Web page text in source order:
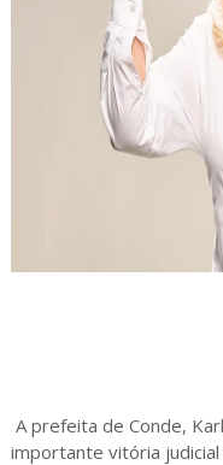
A prefeita de Conde,
importante vitória